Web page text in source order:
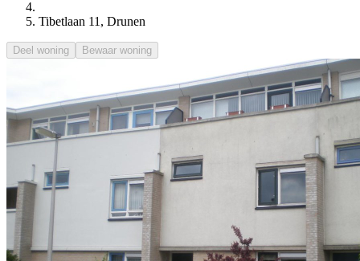
Tibetlaan 11, Drunen
Deel woning Bewaar woning